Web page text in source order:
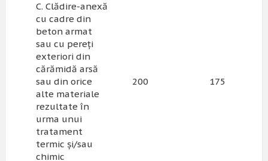
C. Clădire-anexă
cu cadre din
beton armat
sau cu pereți
exteriori din
cărămidă arsă
sau din orice
alte materiale
rezultate în
urma unui
tratament
termic și/sau
chimic
200 175